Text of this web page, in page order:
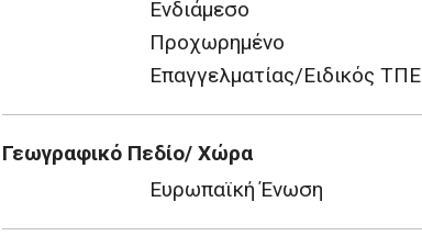
Ενδιάμεσο
Προχωρημένο
Επαγγελματίας/Ειδικός ΤΠΕ
Γεωγραφικό Πεδίο/ Χώρα
Ευρωπαϊκή Ένωση